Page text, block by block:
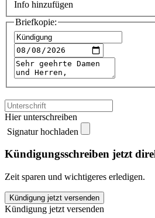
Info hinzufügen
Briefkopie:
Hier unterschreiben
Signatur hochladen
Kündigungsschreiben jetzt
Zeit sparen und wichtigeres erledigen.
Verdi
Fulda
Kündigung jetzt versenden
Kündigung jetzt versenden